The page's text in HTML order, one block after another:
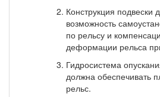
Конструкция подвески
возможность
по рельсу и
деформации рельса
Гидросистема
должна обеспечивать
рельс.